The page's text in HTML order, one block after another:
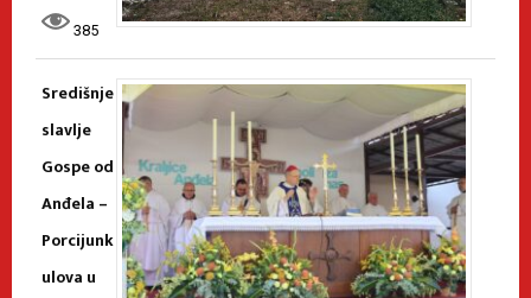
385
Središnje
slavlje
Gospe od
Anđela –
Porcijunk
ulova u